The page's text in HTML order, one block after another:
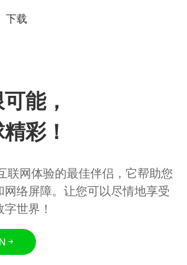
下载
能，
彩！
联网体验的最佳伴侣，它帮助您
网络屏障。让您可以尽情地享受
世界！